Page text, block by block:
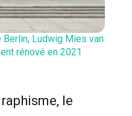
Berlin, Ludwig Mies van
rénové en 2021
le